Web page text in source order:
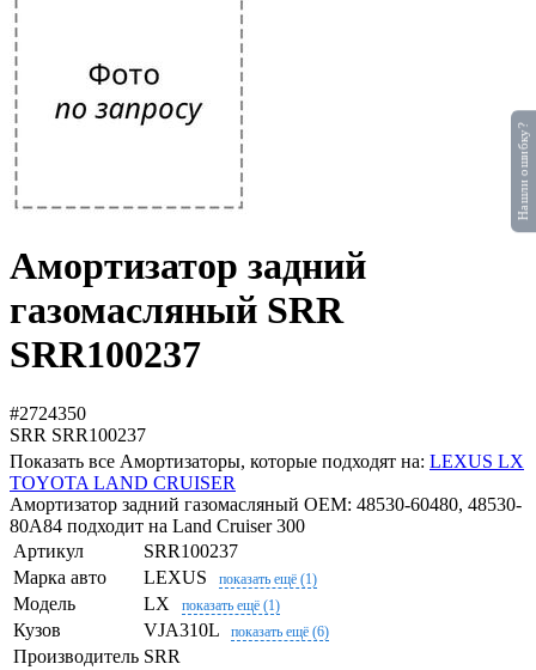
Амортизатор задний
газомасляный SRR
SRR100237
#2724350
SRR SRR100237
Показать все Амортизаторы, которые подходят на: LEXUS LX
TOYOTA LAND CRUISER
Амортизатор задний газомасляный OEM: 48530-60480, 48530-
80A84 подходит на Land Cruiser 300
Артикул
SRR100237
Марка авто
LEXUS показать ещё (1)
Модель LX показать ещё (1)
Кузов VJA310L показать ещё (6)
Производитель SRR
Нашли ошибку?